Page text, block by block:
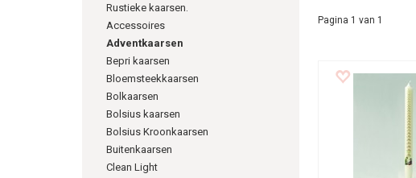
Rustieke kaarsen.
Accessoires
Adventkaarsen
Bepri kaarsen
Bloemsteekkaarsen
Bolkaarsen
Bolsius kaarsen
Bolsius Kroonkaarsen
Buitenkaarsen
Clean Light
Pagina 1 van 1